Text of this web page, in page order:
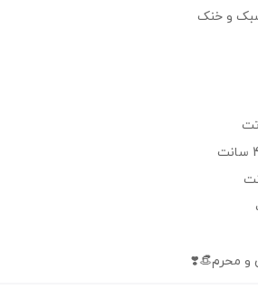
و خنک
و محرم👒❣️